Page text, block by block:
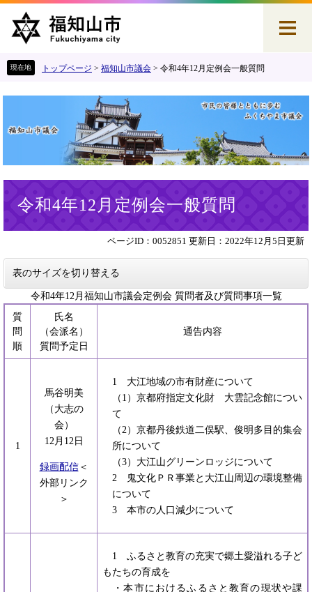
で
。
ば
て
へ
トップページ > 福知山市議会 > 令和4年12月定例会一般質問
令和4年12月定例会一般質問
ページID：0052851 更新日：2022年12月5日更新
表のサイズを切り替える
令和4年12月福知山市議会定例会 質問者及び質問事項一覧
質
問
順
氏名
（会派名）
質問予定日
通告内容
1
馬谷明美
（大志の
会）
12月12日
録画配信＜
外部リンク
＞
1 大江地域の市有財産について
（1）京都府指定文化財 大雲記念館につい
て
（2）京都丹後鉄道二俣駅、俊明多目的集会
所について
（3）大江山グリーンロッジについて
2 鬼文化ＰＲ事業と大江山周辺の環境整備
について
3 本市の人口減少について
1 ふるさと教育の充実で郷土愛溢れる子ど
もたちの育成を
・本市におけるふるさと教育の現状や課